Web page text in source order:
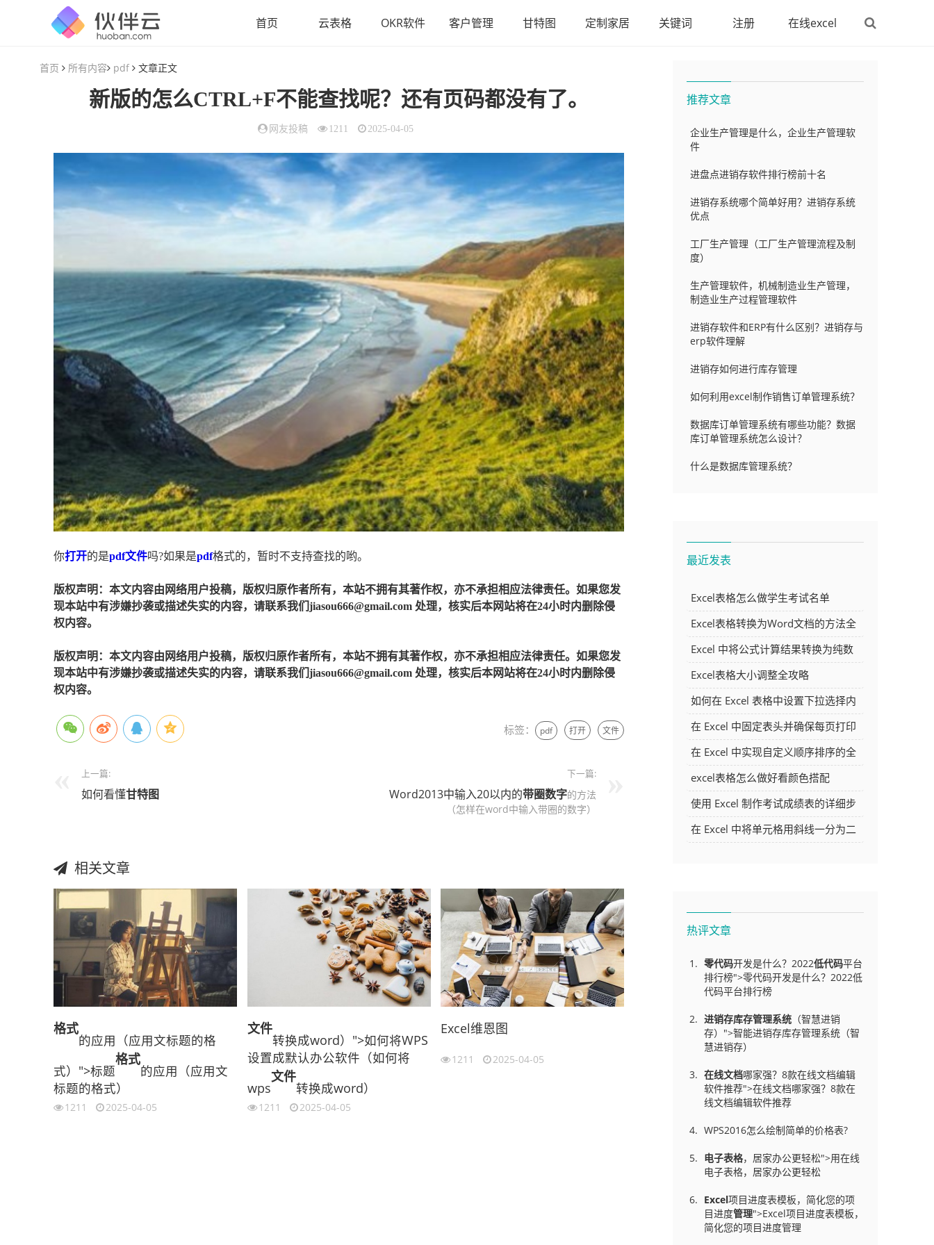
首页 云表格 OKR软件 客户管理 甘特图 定制家居 关键词 注册 在线excel
首页 所有内容 pdf 文章正文
新版的怎么CTRL+F不能查找呢？还有页码都没有了。
网友投稿 1211 2025-04-05
你打开的是pdf文件吗?如果是pdf格式的，暂时不支持查找的哟。
版权声明：本文内容由网络用户投稿，版权归原作者所有，本站不拥有其著作权，亦不承担相应法律责任。如果您发
现本站中有涉嫌抄袭或描述失实的内容，请联系我们jiasou666@gmail.com 处理，核实后本网站将在24小时内删除侵
权内容。
版权声明：本文内容由网络用户投稿，版权归原作者所有，本站不拥有其著作权，亦不承担相应法律责任。如果您发
现本站中有涉嫌抄袭或描述失实的内容，请联系我们jiasou666@gmail.com 处理，核实后本网站将在24小时内删除侵
权内容。
标签： pdf 打开 文件
上一篇:
如何看懂甘特图
下一篇:
Word2013中输入20以内的带圈数字的方法
（怎样在word中输入带圈的数字）
相关文章
格式
的应用（应用文标题的格
式）">标题
格式
的应用（应用文
标题的格式）
1211 2025-04-05
文件
转换成word）">如何将WPS
设置成默认办公软件（如何将
wps
文件
转换成word）
1211 2025-04-05
Excel维恩图
1211 2025-04-05
推荐文章
企业生产管理是什么，企业生产管理软
件
进盘点进销存软件排行榜前十名
进销存系统哪个简单好用？进销存系统
优点
工厂生产管理（工厂生产管理流程及制
度）
生产管理软件，机械制造业生产管理，
制造业生产过程管理软件
进销存软件和ERP有什么区别？进销存与
erp软件理解
进销存如何进行库存管理
如何利用excel制作销售订单管理系统？
数据库订单管理系统有哪些功能？数据
库订单管理系统怎么设计？
什么是数据库管理系统？
最近发表
Excel表格怎么做学生考试名单
Excel表格转换为Word文档的方法全
解析
Excel 中将公式计算结果转换为纯数
字的多种方法
Excel表格大小调整全攻略
如何在 Excel 表格中设置下拉选择内
容
在 Excel 中固定表头并确保每页打印
时都显示表头的方法详解
在 Excel 中实现自定义顺序排序的全
面指南
excel表格怎么做好看颜色搭配
使用 Excel 制作考试成绩表的详细步
骤及技巧
在 Excel 中将单元格用斜线一分为二
热评文章
零代码开发是什么？2022低代码平台
排行榜">零代码开发是什么？2022低
代码平台排行榜
进销存库存管理系统 （智慧进销
存）">智能进销存库存管理系统（智
慧进销存）
在线文档哪家强？8款在线文档编辑
软件推荐">在线文档哪家强？8款在
线文档编辑软件推荐
WPS2016怎么绘制简单的价格表?
电子表格，居家办公更轻松">用在线
电子表格，居家办公更轻松
Excel项目进度表模板，简化您的项
目进度管理">Excel项目进度表模板，
简化您的项目进度管理